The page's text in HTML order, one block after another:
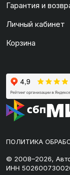
Гарантия и
Личный кабинет
Корзина
ПОЛИТИКА
© 2008–2026,
ИНН